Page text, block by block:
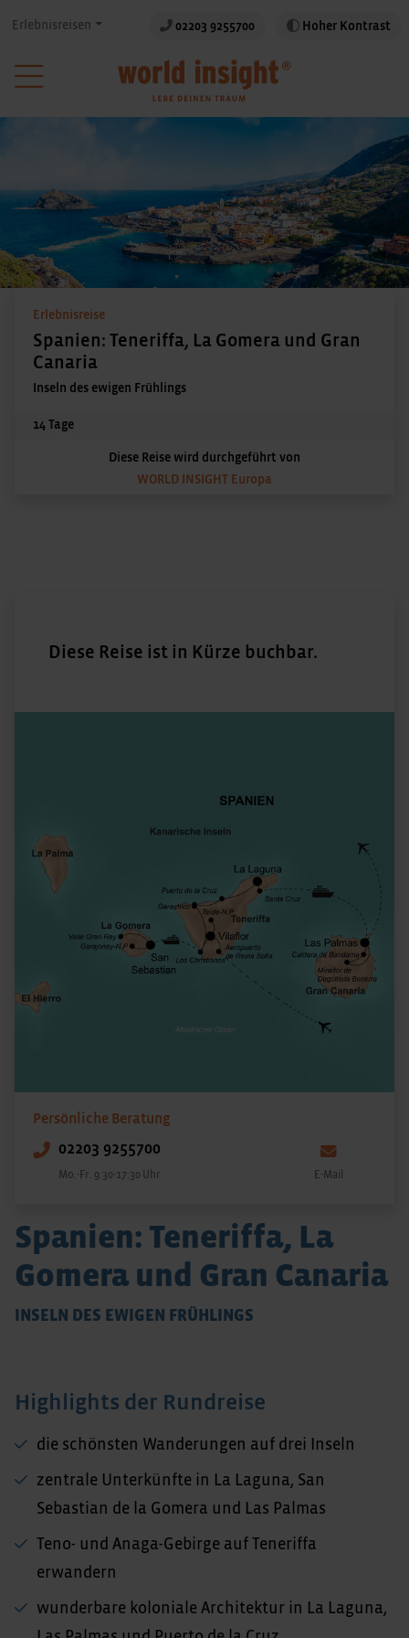
Erlebnisreisen 02203 9255700 Hoher Kontrast
Erlebnisreise
Spanien: Teneriffa, La Gomera und Gran
Canaria
Inseln des ewigen Frühlings
14 Tage
Diese Reise wird durchgeführt von
WORLD INSIGHT Europa
Diese Reise ist in Kürze buchbar.
Persönliche Beratung
02203 9255700
Mo.-Fr. 9:30-17:30 Uhr E-Mail
Spanien: Teneriffa, La
Gomera und Gran Canaria
INSELN DES EWIGEN FRÜHLINGS
Highlights der Rundreise
die schönsten Wanderungen auf drei Inseln
zentrale Unterkünfte in La Laguna, San
Sebastian de la Gomera und Las Palmas
Teno- und Anaga-Gebirge auf Teneriffa
erwandern
wunderbare koloniale Architektur in La Laguna,